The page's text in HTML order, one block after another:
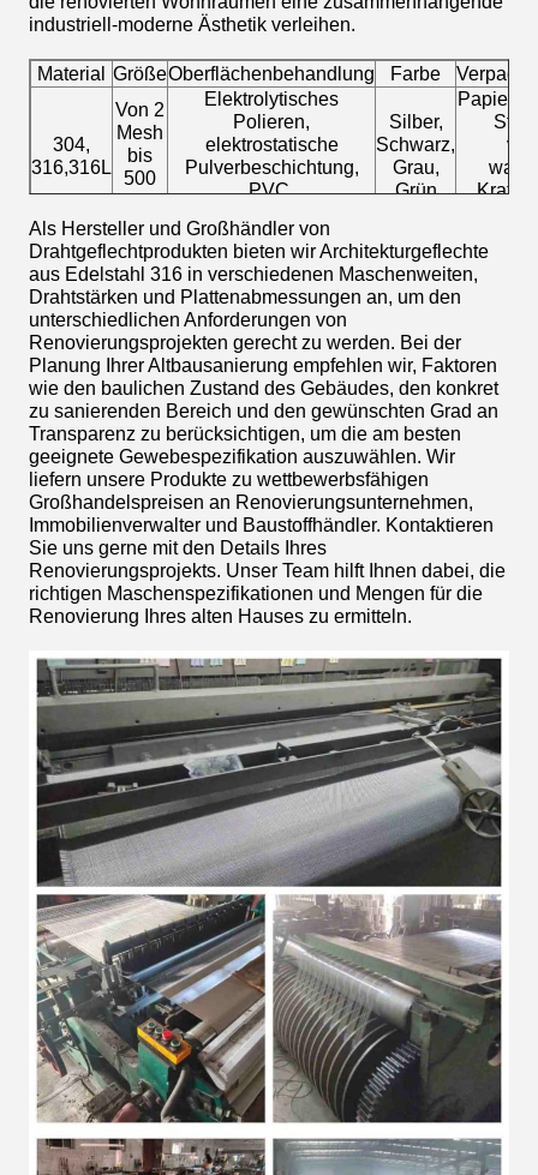
industriell-moderne Ästhetik verleihen.
Material GrößeOberflächenbehandlung Farbe
304,
316,316L
Von 2
Mesh
bis
500
Mesh
Elektrolytisches
Polieren,
elektrostatische
Pulverbeschichtung,
PVC,
Silber,
Schwarz,
Grau,
Grün
Als Hersteller und Großhändler von
Drahtgeflechtprodukten bieten wir Architekturgeflechte
aus Edelstahl 316 in verschiedenen Maschenweiten,
Drahtstärken und Plattenabmessungen an, um den
unterschiedlichen Anforderungen von
Renovierungsprojekten gerecht zu werden. Bei der
Planung Ihrer Altbausanierung empfehlen wir, Faktoren
wie den baulichen Zustand des Gebäudes, den konkret
zu sanierenden Bereich und den gewünschten Grad an
Transparenz zu berücksichtigen, um die am besten
geeignete Gewebespezifikation auszuwählen. Wir
liefern unsere Produkte zu wettbewerbsfähigen
Großhandelspreisen an Renovierungsunternehmen,
Immobilienverwalter und Baustoffhändler. Kontaktieren
Sie uns gerne mit den Details Ihres
Renovierungsprojekts. Unser Team hilft Ihnen dabei, die
richtigen Maschenspezifikationen und Mengen für die
Renovierung Ihres alten Hauses zu ermitteln.